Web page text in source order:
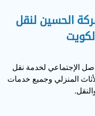
الحسين لنقل
الإجتماعي لخدمة نقل
المنزلي وجميع خدمات